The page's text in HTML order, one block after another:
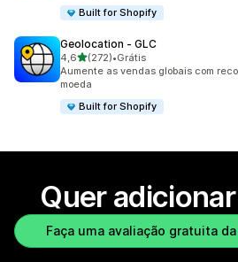
Built for Shopify
Geolocation ‑ GLC
4,6de 5 estrelas
(272)
272 avaliações ao todo
•Grátis
Aumente as vendas globais com
moeda
Built for Shopify
Quer
Faça uma avaliação gratuita